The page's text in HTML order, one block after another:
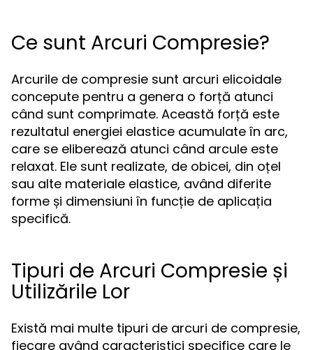
Ce sunt Arcuri Compresie?
Arcurile de compresie sunt arcuri elicoidale
concepute pentru a genera o forță atunci
când sunt comprimate. Această forță este
rezultatul energiei elastice acumulate în arc,
care se eliberează atunci când arcule este
relaxat. Ele sunt realizate, de obicei, din oțel
sau alte materiale elastice, având diferite
forme și dimensiuni în funcție de aplicația
specifică.
Tipuri de Arcuri Compresie și
Utilizările Lor
Există mai multe tipuri de arcuri de compresie,
fiecare având caracteristici specifice care le